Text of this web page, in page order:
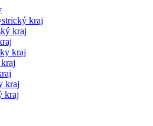
kraj
kraj
kraj
kraj
kraj